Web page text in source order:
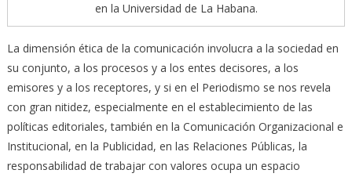
en la Universidad de La Habana.
La dimensión ética de la comunicación involucra a la sociedad en
su conjunto, a los procesos y a los entes decisores, a los
emisores y a los receptores, y si en el Periodismo se nos revela
con gran nitidez, especialmente en el establecimiento de las
políticas editoriales, también en la Comunicación Organizacional e
Institucional, en la Publicidad, en las Relaciones Públicas, la
responsabilidad de trabajar con valores ocupa un espacio